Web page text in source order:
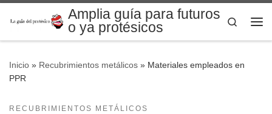
Saltar al contenidoAmplia guía para futuros
o ya protésicos
Search
Inicio » Recubrimientos metálicos » Materiales empleados en
PPR
RECUBRIMIENTOS METÁLICOS